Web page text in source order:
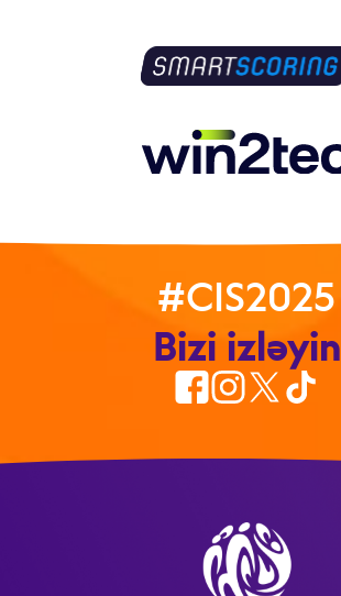
#CIS2025
Bizi izləyin